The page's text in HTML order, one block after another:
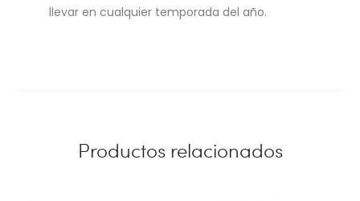
llevar en cualquier temporada del año.
Productos relacionados